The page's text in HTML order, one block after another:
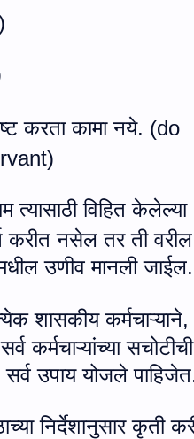
करता कामा नये. (do
)
त्यासाठी विहित केलेल्या
करीत नसेल तर ती वरील
उणीव मानली जाईल.
शासकीय कर्मचाऱ्याने,
कर्मचाऱ्यांच्या सचोटीची
उपाय योजले
निर्देशानुसार कृती